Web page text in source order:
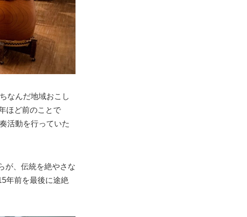
なんだ地域おこし
ほど前のことで
活動を行っていた
が、伝統を絶やさな
年前を最後に途絶